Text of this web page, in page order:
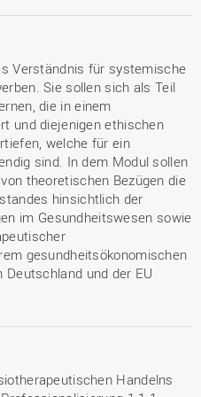
Verständnis für systemische
Sie sollen sich als Teil
die in einem
und diejenigen ethischen
welche für ein
sind. In dem Modul sollen
theoretischen Bezügen die
hinsichtlich der
im Gesundheitswesen sowie
gesundheitsökonomischen
und der EU
Handelns